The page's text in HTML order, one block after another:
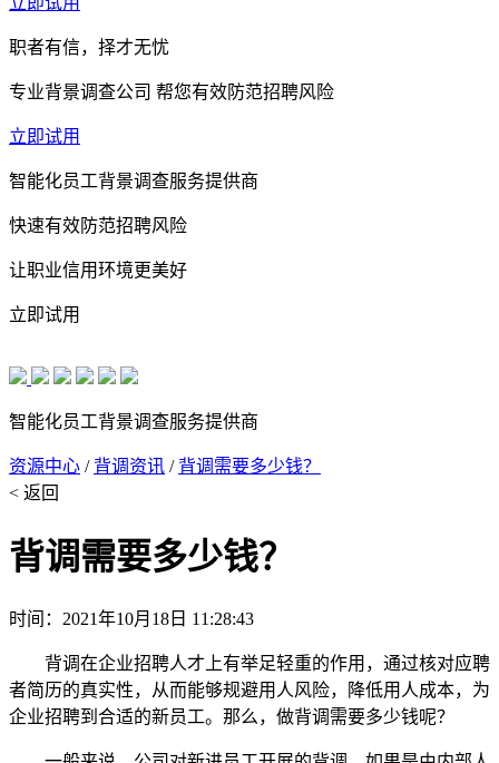
职者有信，择才无忧
专业背景调查公司 帮您有效防范招聘风险
立即试用
智能化员工背景调查服务提供商
快速有效防范招聘风险
让职业信用环境更美好
立即试用
智能化员工背景调查服务提供商
资源中心 / 背调资讯 / 背调需要多少钱？
< 返回
背调需要多少钱？
时间：2021年10月18日 11:28:43
背调在企业招聘人才上有举足轻重的作用，通过核对应聘
者简历的真实性，从而能够规避用人风险，降低用人成本，为
企业招聘到合适的新员工。那么，做背调需要多少钱呢？